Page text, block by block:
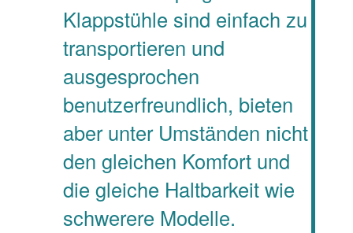
Klappstühle sind einfach zu
transportieren und
ausgesprochen
benutzerfreundlich, bieten
aber unter Umständen nicht
den gleichen Komfort und
die gleiche Haltbarkeit wie
schwerere Modelle.